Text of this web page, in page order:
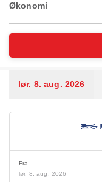
Økonomi
lør. 8. aug. 2026
Fra
lør. 8. aug. 2026